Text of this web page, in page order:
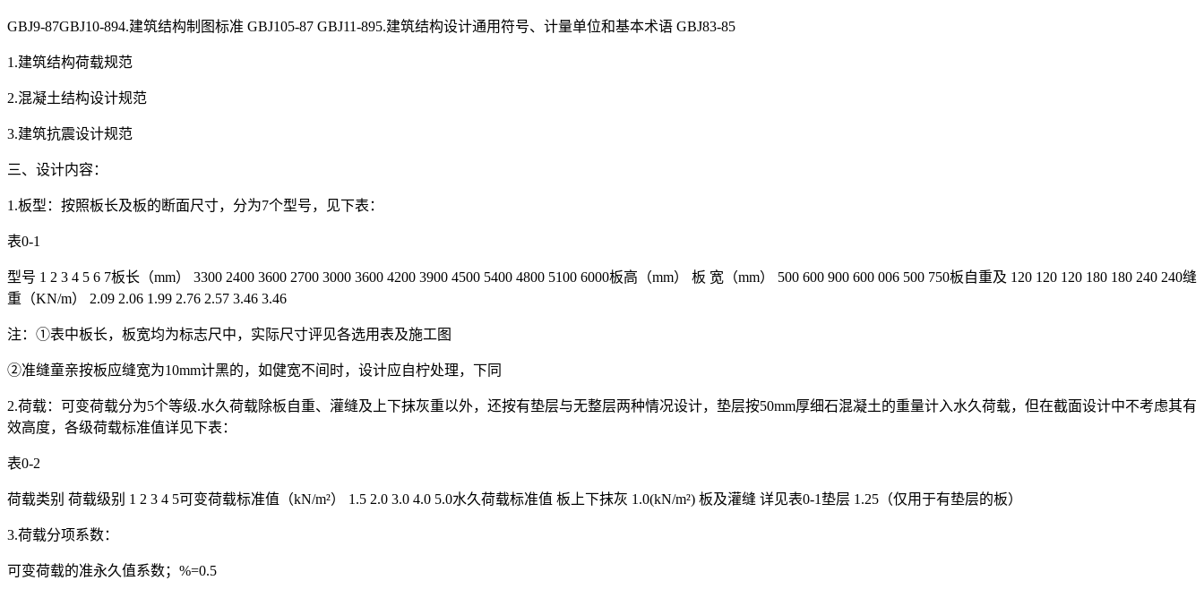
GBJ9-87GBJ10-894.建筑结构制图标准 GBJ105-87 GBJ11-895.建筑结构设计通用符号、计量单位和基本术语 GBJ83-85
1.建筑结构荷载规范
2.混凝土结构设计规范
3.建筑抗震设计规范
三、设计内容：
1.板型：按照板长及板的断面尺寸，分为7个型号，见下表：
表0-1
型号 1 2 3 4 5 6 7板长（mm） 3300 2400 3600 2700 3000 3600 4200 3900 4500 5400 4800 5100 6000板高（mm） 板 宽（mm） 500 600 900 600 006 500 750板自重及 120 120 120 180 180 240 240缝
重（KN/m） 2.09 2.06 1.99 2.76 2.57 3.46 3.46
注：①表中板长，板宽均为标志尺中，实际尺寸评见各选用表及施工图
②准缝童亲按板应缝宽为10mm计黑的，如健宽不间时，设计应自柠处理，下同
2.荷载：可变荷载分为5个等级.水久荷载除板自重、灌缝及上下抹灰重以外，还按有垫层与无整层两种情况设计，垫层按50mm厚细石混凝土的重量计入水久荷载，但在截面设计中不考虑其有
效高度，各级荷载标准值详见下表：
表0-2
荷载类别 荷载级别 1 2 3 4 5可变荷载标准值（kN/m²） 1.5 2.0 3.0 4.0 5.0水久荷载标准值 板上下抹灰 1.0(kN/m²) 板及灌缝 详见表0-1垫层 1.25（仅用于有垫层的板）
3.荷载分项系数：
可变荷载的准永久值系数；%=0.5